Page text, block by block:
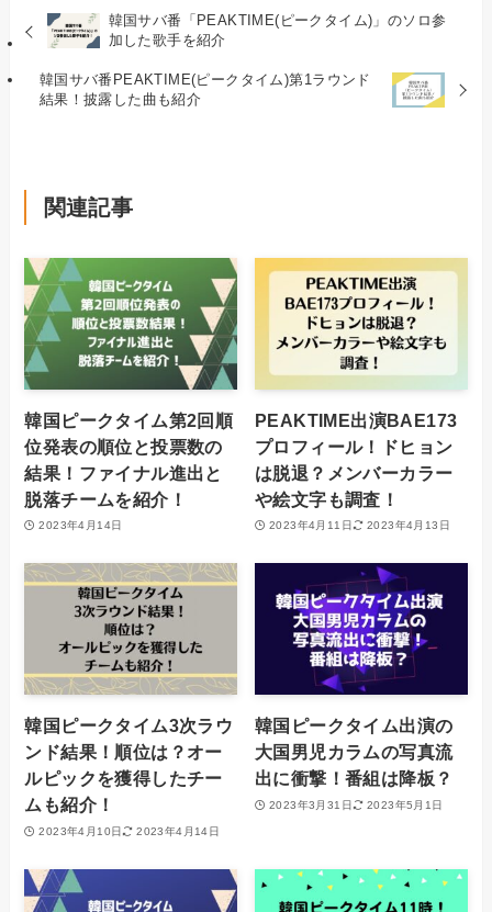
韓国サバ番「PEAKTIME(ピークタイム)」のソロ参
加した歌手を紹介
韓国サバ番PEAKTIME(ピークタイム)第1ラウンド
結果！披露した曲も紹介
関連記事
韓国ピークタイム第2回順
位発表の順位と投票数の
結果！ファイナル進出と
脱落チームを紹介！
2023年4月14日
PEAKTIME出演BAE173
プロフィール！ドヒョン
は脱退？メンバーカラー
や絵文字も調査！
2023年4月11日 2023年4月13日
韓国ピークタイム3次ラウ
ンド結果！順位は？オー
ルピックを獲得したチー
ムも紹介！
2023年4月10日 2023年4月14日
韓国ピークタイム出演の
大国男児カラムの写真流
出に衝撃！番組は降板？
2023年3月31日 2023年5月1日